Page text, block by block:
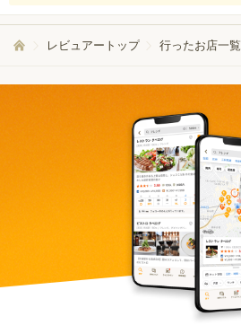
レビュアートップ 行ったお店一覧